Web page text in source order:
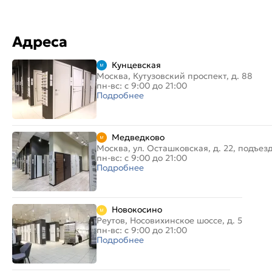
Адреса
Кунцевская
Москва, Кутузовский проспект, д. 88
пн-вс: с 9:00 до 21:00
Подробнее
Медведково
Москва, ул. Осташковская, д. 22,
пн-вс: с 9:00 до 21:00
Подробнее
Новокосино
Реутов, Носовихинское шоссе, д. 5
пн-вс: с 9:00 до 21:00
Подробнее